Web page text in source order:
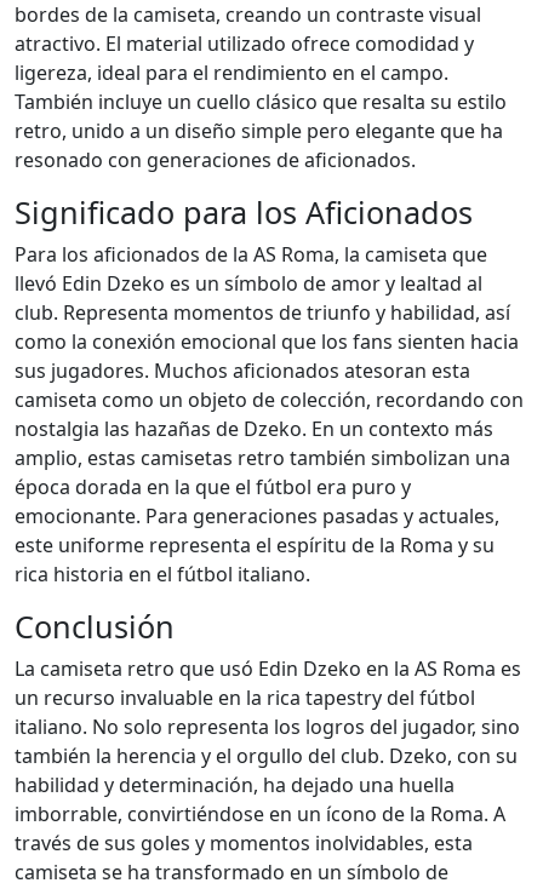
bordes de la camiseta, creando un contraste visual
atractivo. El material utilizado ofrece comodidad y
ligereza, ideal para el rendimiento en el campo.
También incluye un cuello clásico que resalta su estilo
retro, unido a un diseño simple pero elegante que ha
resonado con generaciones de aficionados.
Significado para los Aficionados
Para los aficionados de la AS Roma, la camiseta que
llevó Edin Dzeko es un símbolo de amor y lealtad al
club. Representa momentos de triunfo y habilidad, así
como la conexión emocional que los fans sienten hacia
sus jugadores. Muchos aficionados atesoran esta
camiseta como un objeto de colección, recordando con
nostalgia las hazañas de Dzeko. En un contexto más
amplio, estas camisetas retro también simbolizan una
época dorada en la que el fútbol era puro y
emocionante. Para generaciones pasadas y actuales,
este uniforme representa el espíritu de la Roma y su
rica historia en el fútbol italiano.
Conclusión
La camiseta retro que usó Edin Dzeko en la AS Roma es
un recurso invaluable en la rica tapestry del fútbol
italiano. No solo representa los logros del jugador, sino
también la herencia y el orgullo del club. Dzeko, con su
habilidad y determinación, ha dejado una huella
imborrable, convirtiéndose en un ícono de la Roma. A
través de sus goles y momentos inolvidables, esta
camiseta se ha transformado en un símbolo de